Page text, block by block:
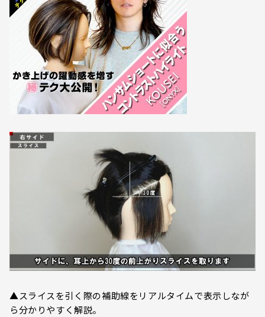
▲スライスを引く際の補助線をリアルタイムで表示しなが
ら分かりやすく解説。